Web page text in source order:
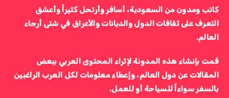
كاتب ومدون من السعودية، أسافر وأرتحل كثيراً وأعشق
التعرف على ثقافات الدول والديانات والأعراق في شتى أرجاء
العالم.
قمت بإنشاء هذه المدونة لإثراء المحتوى العربي ببعض
المقالات عن دول العالم، وإعطاء معلومات لكل العرب الراغبين
بالسفر سواءاً للسياحة أو للعمل.